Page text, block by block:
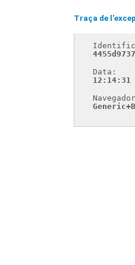
Traça de
Data:
12:14:31